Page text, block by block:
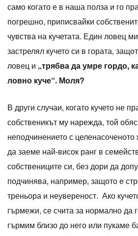
само когато е в наша полза и го
погрешно, приписвайки
чувства на кучетата. Един ловец
застрелял кучето си в гората,
ловец и „трябва да умре гордо,
ловно куче“. Моля?
В други случаи, когато кучето не
собственикът му нарежда, той
неподчинението с целенасоченото
да заеме най-висок ранг в
собствениците си, без дори да
подчинява, например, защото е
треньора и неувереност. Ако
гърмежи, се счита за нормално да
гърмим близо до него или пукаме